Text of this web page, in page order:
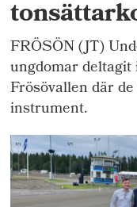
FRÖSÖN (JT)
ungdomar
Frösövallen där
instrument.